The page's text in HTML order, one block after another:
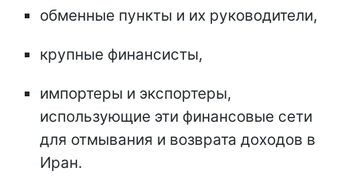
обменные пункты и их руководители,
крупные финансисты,
импортеры и экспортеры,
использующие эти финансовые сети
для отмывания и возврата доходов в
Иран.